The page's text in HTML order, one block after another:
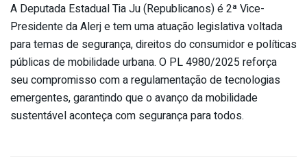
A Deputada Estadual Tia Ju (Republicanos) é 2ª Vice-
Presidente da Alerj e tem uma atuação legislativa voltada
para temas de segurança, direitos do consumidor e políticas
públicas de mobilidade urbana. O PL 4980/2025 reforça
seu compromisso com a regulamentação de tecnologias
emergentes, garantindo que o avanço da mobilidade
sustentável aconteça com segurança para todos.